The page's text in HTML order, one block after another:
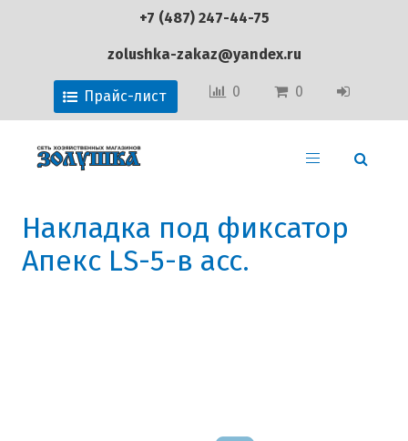
+7 (487) 247-44-75
zolushka-zakaz@yandex.ru
Прайс-лист 0 0
Накладка под фиксатор
Апекс LS-5-в асс.